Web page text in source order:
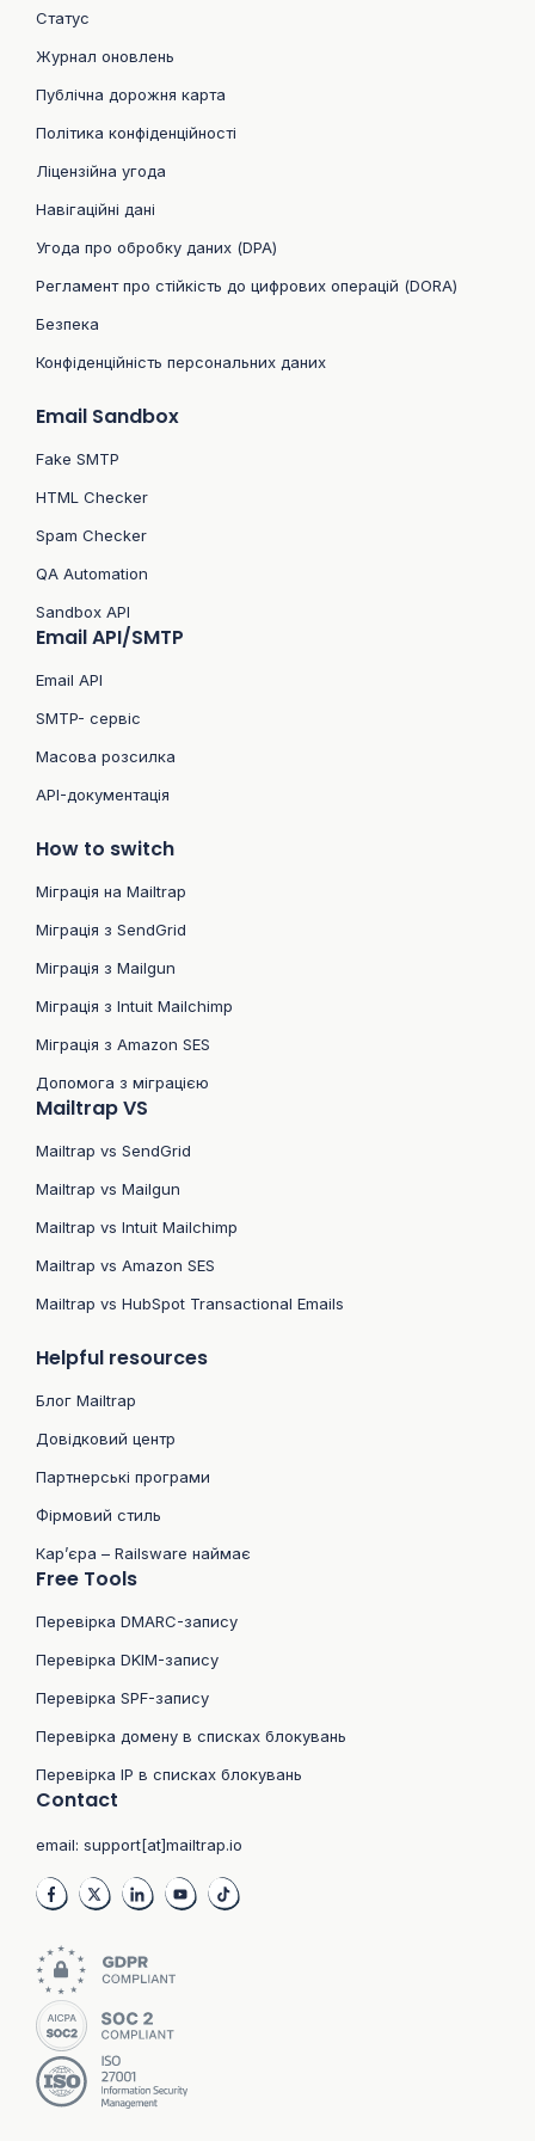
Статус
Журнал оновлень
Публічна дорожня карта
Політика конфіденційності
Ліцензійна угода
Навігаційні дані
Угода про обробку даних (DPA)
Регламент про стійкість до цифрових операцій (DORA)
Безпека
Конфіденційність персональних даних
Email Sandbox
Fake SMTP
HTML Checker
Spam Checker
QA Automation
Sandbox API
Email API/SMTP
Email API
SMTP- сервіс
Масова розсилка
API-документація
How to switch
Міграція на Mailtrap
Міграція з SendGrid
Міграція з Mailgun
Міграція з Intuit Mailchimp
Міграція з Amazon SES
Допомога з міграцією
Mailtrap VS
Mailtrap vs SendGrid
Mailtrap vs Mailgun
Mailtrap vs Intuit Mailchimp
Mailtrap vs Amazon SES
Mailtrap vs HubSpot Transactional Emails
Helpful resources
Блог Mailtrap
Довідковий центр
Партнерські програми
Фірмовий стиль
Кар’єра – Railsware наймає
Free Tools
Перевірка DMARC-запису
Перевірка DKIM-запису
Перевірка SPF-запису
Перевірка домену в списках блокувань
Перевірка IP в списках блокувань
Contact
email: support[at]mailtrap.io